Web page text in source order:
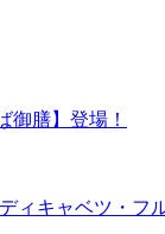
御膳】登場！
ィキャベツ・フ